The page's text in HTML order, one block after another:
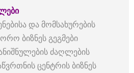
და მომსახურების
ბიზნეს გეგმები
ძაღლების
ცენტრის ბიზნეს